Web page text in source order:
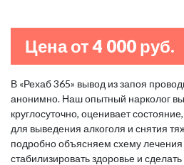
Цена от 4 000 руб.
В «Рехаб 365» вывод из запоя
анонимно. Наш опытный нарколог
круглосуточно, оценивает
для выведения алкоголя и снятия
подробно объясняем схему
стабилизировать здоровье и